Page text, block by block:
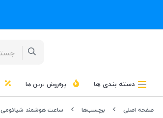
دسته بندی ها پرفروش ترین ها
صفحه اصلی برچسب‌ها ساعت هوشمند شیائومی